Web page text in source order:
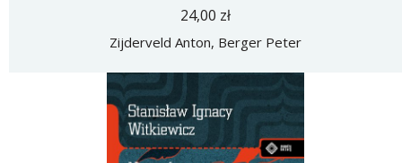
24,00 zł
Zijderveld Anton, Berger Peter